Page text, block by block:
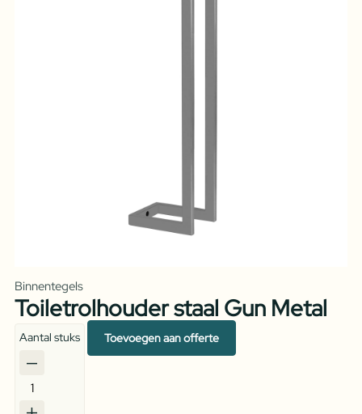
Binnentegels
Toiletrolhouder staal Gun Metal
Toiletrolhouder
staal
Aantal stuks Toevoegen aan offerte